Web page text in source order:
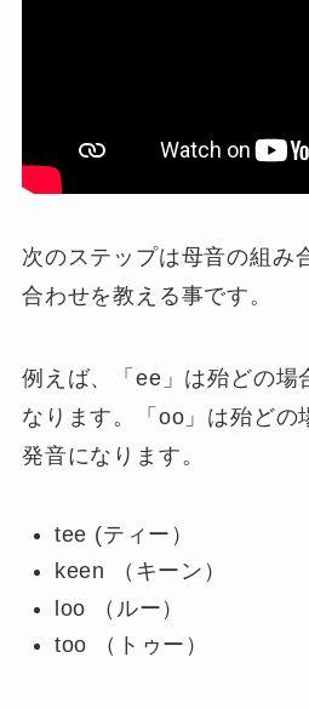
次のステップは母音の組み
合わせを教える事です。
例えば、「ee」は殆どの場
なります。「oo」は殆どの
発音になります。
tee (ティー）
keen （キーン）
loo （ルー）
too （トゥー）